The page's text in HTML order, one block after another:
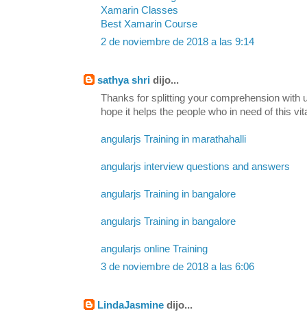
Xamarin Classes
Best Xamarin Course
2 de noviembre de 2018 a las 9:14
sathya shri dijo...
Thanks for splitting your comprehension with
hope it helps the people who in need of this
angularjs Training in marathahalli
angularjs interview questions and answers
angularjs Training in bangalore
angularjs Training in bangalore
angularjs online Training
3 de noviembre de 2018 a las 6:06
LindaJasmine dijo...